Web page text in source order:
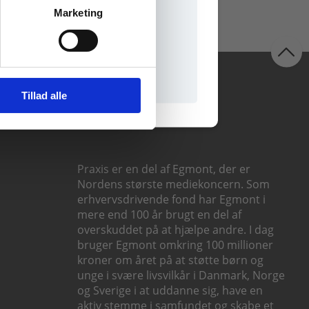
Marketing
Tillad alle
Praxis er en del af Egmont, der er
Nordens største mediekoncern. Som
erhvervsdrivende fond har Egmont i
mere end 100 år brugt en del af
overskuddet på at hjælpe andre. I dag
bruger Egmont omkring 100 millioner
kroner om året på at støtte børn og
unge i svære livsvilkår i Danmark, Norge
og Sverige i at uddanne sig, have en
aktiv stemme i samfundet og skabe et